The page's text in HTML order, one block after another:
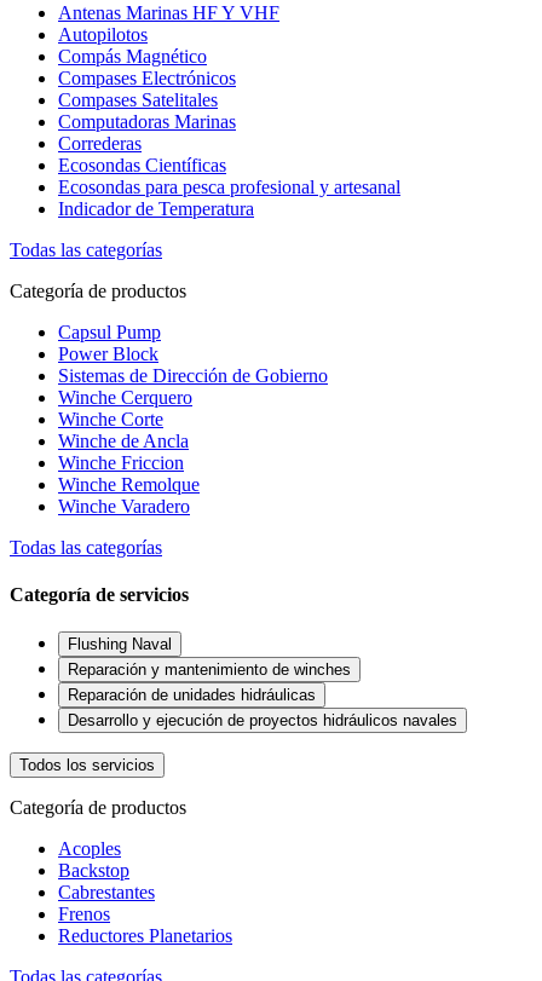
Antenas Marinas HF Y VHF
Autopilotos
Compás Magnético
Compases Electrónicos
Compases Satelitales
Computadoras Marinas
Correderas
Ecosondas Científicas
Ecosondas para pesca profesional y artesanal
Indicador de Temperatura
Todas las categorías
Categoría de productos
Capsul Pump
Power Block
Sistemas de Dirección de Gobierno
Winche Cerquero
Winche Corte
Winche de Ancla
Winche Friccion
Winche Remolque
Winche Varadero
Todas las categorías
Categoría de servicios
Flushing Naval
Reparación y mantenimiento de winches
Reparación de unidades hidráulicas
Desarrollo y ejecución de proyectos hidráulicos navales
Todos los servicios
Categoría de productos
Acoples
Backstop
Cabrestantes
Frenos
Reductores Planetarios